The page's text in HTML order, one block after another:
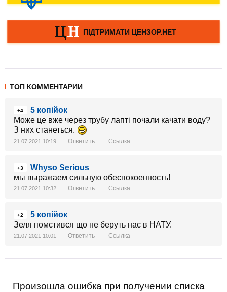
ТОП КОММЕНТАРИИ
+4
5 копійок
Може це вже через трубу лапті почали качати воду?
З них станеться.
21.07.2021 10:19 Ответить Ссылка
+3
Whyso Serious
мы выражаем сильную обеспокоенность!
21.07.2021 10:32 Ответить Ссылка
+2
5 копійок
Зеля помстився що не беруть нас в НАТУ.
21.07.2021 10:01 Ответить Ссылка
Произошла ошибка при получении списка